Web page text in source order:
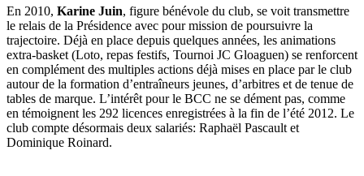
En 2010, Karine Juin, figure bénévole du club, se voit transmettre
le relais de la Présidence avec pour mission de poursuivre la
trajectoire. Déjà en place depuis quelques années, les animations
extra-basket (Loto, repas festifs, Tournoi JC Gloaguen) se renforcent
en complément des multiples actions déjà mises en place par le club
autour de la formation d’entraîneurs jeunes, d’arbitres et de tenue de
tables de marque. L’intérêt pour le BCC ne se dément pas, comme
en témoignent les 292 licences enregistrées à la fin de l’été 2012. Le
club compte désormais deux salariés: Raphaël Pascault et
Dominique Roinard.